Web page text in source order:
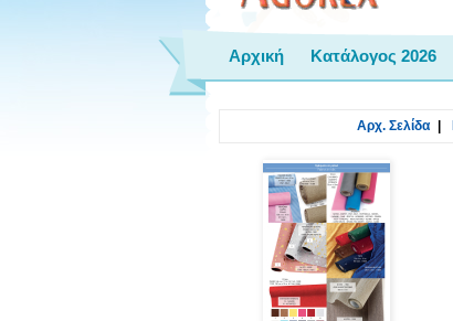
Αρχική Κατάλογος 2026
Αρχ. Σελίδα